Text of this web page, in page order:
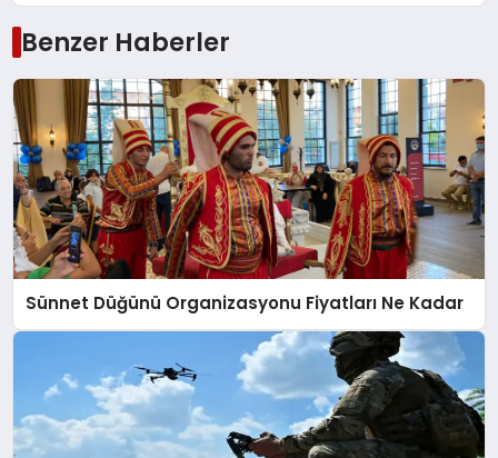
Benzer Haberler
Sünnet Düğünü Organizasyonu Fiyatları Ne Kadar